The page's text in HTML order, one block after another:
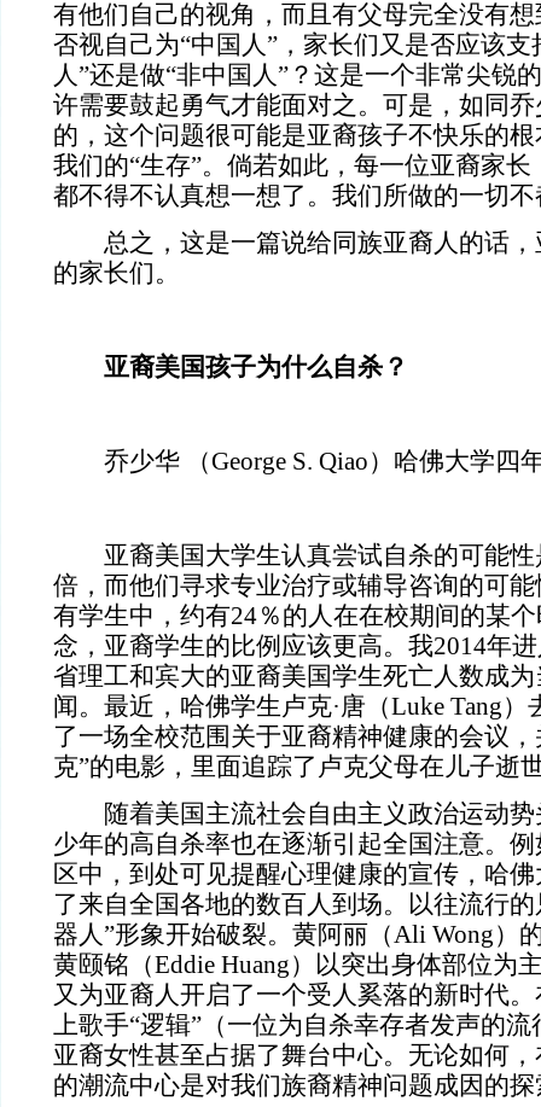
有他们自己的视角，而且有父母完全没有
否视自己为“中国人”，家长们又是否应该支
人”还是做“非中国人”？这是一个非常尖锐
许需要鼓起勇气才能面对之。可是，如同
的，这个问题很可能是亚裔孩子不快乐的
我们的“生存”。倘若如此，每一位亚裔家
都不得不认真想一想了。我们所做的一切
总之，这是一篇说给同族亚裔人的话，
的家长们。
亚裔美国孩子为什么自杀？
乔少华 （George S. Qiao）哈佛大学四
亚裔美国大学生认真尝试自杀的可能性
倍，而他们寻求专业治疗或辅导咨询的可
有学生中，约有24％的人在在校期间的某
念，亚裔学生的比例应该更高。我2014年
省理工和宾大的亚裔美国学生死亡人数成
闻。最近，哈佛学生卢克·唐（Luke Tang
了一场全校范围关于亚裔精神健康的会议
克”的电影，里面追踪了卢克父母在儿子逝
随着美国主流社会自由主义政治运动势
少年的高自杀率也在逐渐引起全国注意。
区中，到处可见提醒心理健康的宣传，哈
了来自全国各地的数百人到场。以往流行
器人”形象开始破裂。黄阿丽（Ali Wong）
黄颐铭（Eddie Huang）以突出身体部位为
又为亚裔人开启了一个受人奚落的新时代
上歌手“逻辑”（一位为自杀幸存者发声的
亚裔女性甚至占据了舞台中心。无论如何
的潮流中心是对我们族裔精神问题成因的探